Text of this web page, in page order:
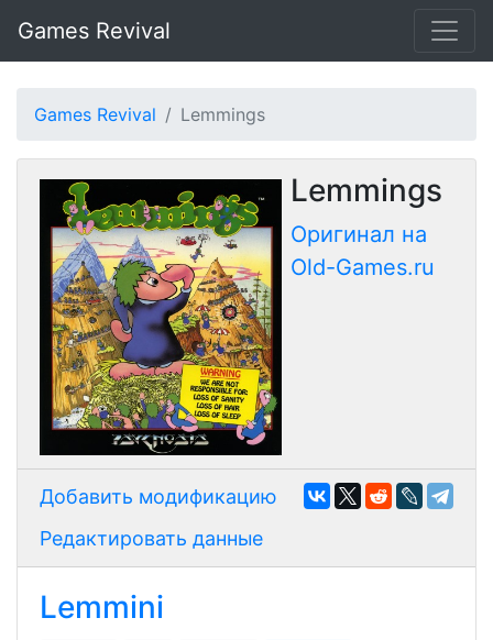
Games Revival
Games Revival Lemmings
Lemmings
Оригинал на
Old-Games.ru
Добавить модификацию
Редактировать данные
Lemmini